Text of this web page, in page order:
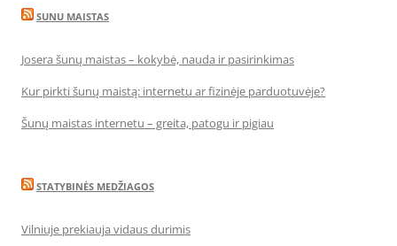
SUNU MAISTAS
Josera šunų maistas – kokybė, nauda ir pasirinkimas
Kur pirkti šunų maistą: internetu ar fizinėje parduotuvėje?
Šunų maistas internetu – greita, patogu ir pigiau
STATYBINĖS MEDŽIAGOS
Vilniuje prekiauja vidaus durimis